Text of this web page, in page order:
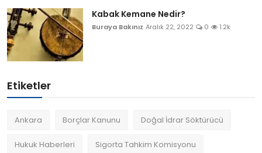
Kabak Kemane Nedir?
Buraya Bakınız Aralık 22, 2022 0 1.2k
Etiketler
Ankara Borçlar Kanunu Doğal İdrar Söktürücü
Hukuk Haberleri Sigorta Tahkim Komisyonu